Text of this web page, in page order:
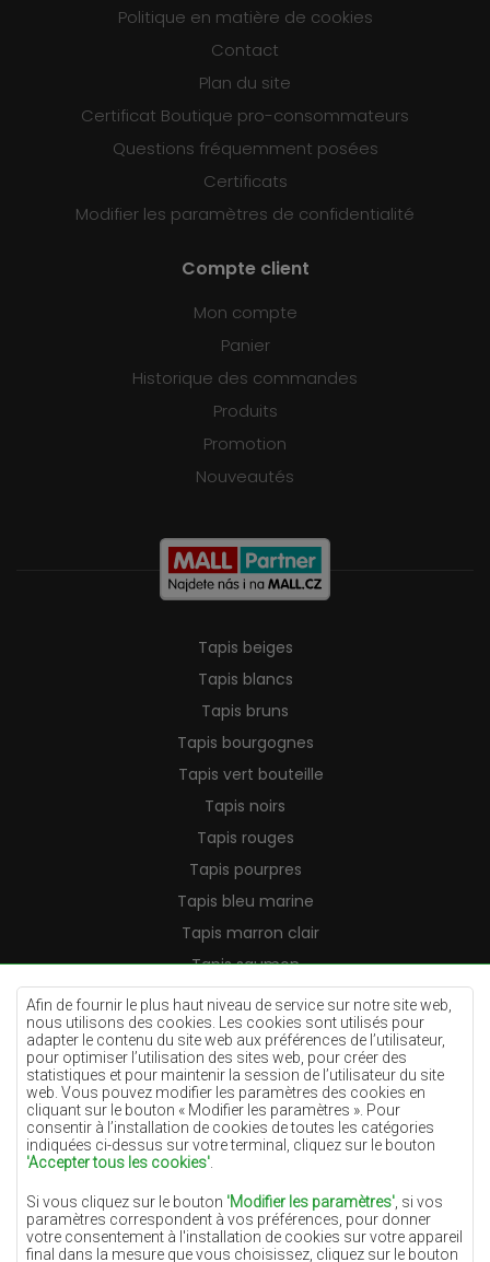
Afin de fournir le plus haut niveau de service sur notre site web,
nous utilisons des cookies. Les cookies sont utilisés pour
adapter le contenu du site web aux préférences de l’utilisateur,
pour optimiser l’utilisation des sites web, pour créer des
statistiques et pour maintenir la session de l’utilisateur du site
web. Vous pouvez modifier les paramètres des cookies en
cliquant sur le bouton « Modifier les paramètres ». Pour
consentir à l’installation de cookies de toutes les catégories
indiquées ci-dessus sur votre terminal, cliquez sur le bouton
'Accepter tous les cookies'
Si vous cliquez sur le bouton 'Modifier les paramètres' , si vos
paramètres correspondent à vos préférences, pour donner
votre consentement à l'installation de cookies sur votre appareil
final dans la mesure que vous choisissez, cliquez sur le bouton
Politique en matière de cookies
Contact
Plan du site
Certificat Boutique pro-consommateurs
Questions fréquemment posées
Certificats
Modifier les paramètres de confidentialité
Compte client
Mon compte
Panier
Historique des commandes
Produits
Promotion
Nouveautés
Tapis beiges
Tapis blancs
Tapis bruns
Tapis bourgognes
Tapis vert bouteille
Tapis noirs
Tapis rouges
Tapis pourpres
Tapis bleu marine
Tapis marron clair
Tapis saumon
Tapis crème
Tapis lilas
Tapis jaunes
Tapis menthe
Tapis bleus
Tapis oranges
Tapis gris
Tapis terre cuite